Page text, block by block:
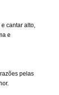
e cantar alto,
e
pelas